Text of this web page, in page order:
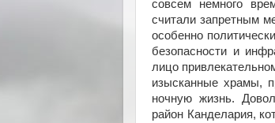
совсем немного
считали запретным
особенно
безопасности и
лицо
изысканные храмы,
ночную жизнь.
район Канделария,